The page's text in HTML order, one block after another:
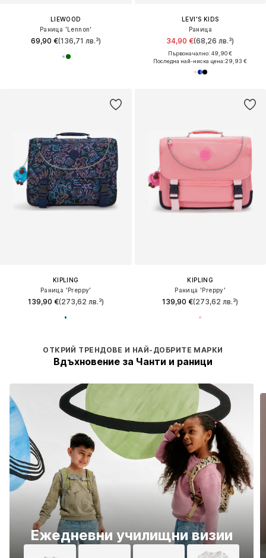
LIEWOOD
Раница 'Lennon'
69,90 €(136,71 лв.³)
LEVI'S KIDS
Раница
34,90 €(68,26 лв.³)
Първоначално: 49,90 €
Последна най-ниска цена:29,93 €
KIPLING
Раница 'Preppy'
139,90 €(273,62 лв.³)
KIPLING
Раница 'Preppy'
139,90 €(273,62 лв.³)
ОТКРИЙ ТРЕНДОВЕ И НАЙ-ДОБРИТЕ МАРКИ
Вдъхновение за Чанти и раници
Ежедневни училищни визии